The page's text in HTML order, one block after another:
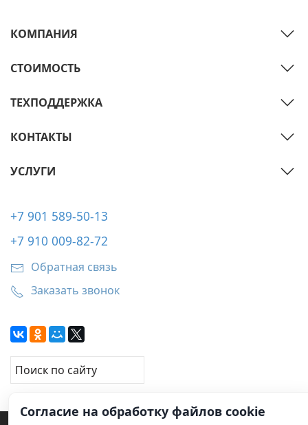
КОМПАНИЯ
СТОИМОСТЬ
ТЕХПОДДЕРЖКА
КОНТАКТЫ
УСЛУГИ
+7 901 589-50-13
+7 910 009-82-72
Обратная связь
Заказать звонок
Согласие на обработку файлов cookie